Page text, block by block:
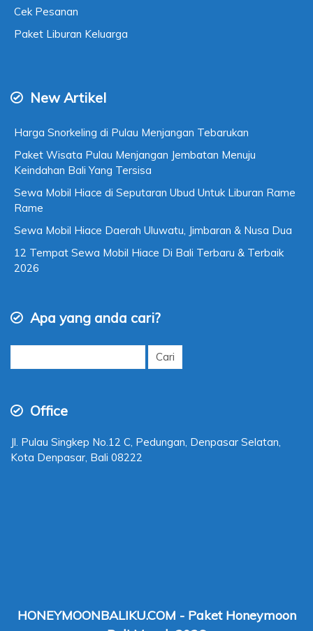
Cek Pesanan
Paket Liburan Keluarga
New Artikel
Harga Snorkeling di Pulau Menjangan Tebarukan
Paket Wisata Pulau Menjangan Jembatan Menuju
Keindahan Bali Yang Tersisa
Sewa Mobil Hiace di Seputaran Ubud Untuk Liburan Rame
Rame
Sewa Mobil Hiace Daerah Uluwatu, Jimbaran & Nusa Dua
12 Tempat Sewa Mobil Hiace Di Bali Terbaru & Terbaik
2026
Apa yang anda cari?
Cari
Office
Jl. Pulau Singkep No.12 C, Pedungan, Denpasar Selatan,
Kota Denpasar, Bali 08222
HONEYMOONBALIKU.COM - Paket Honeymoon